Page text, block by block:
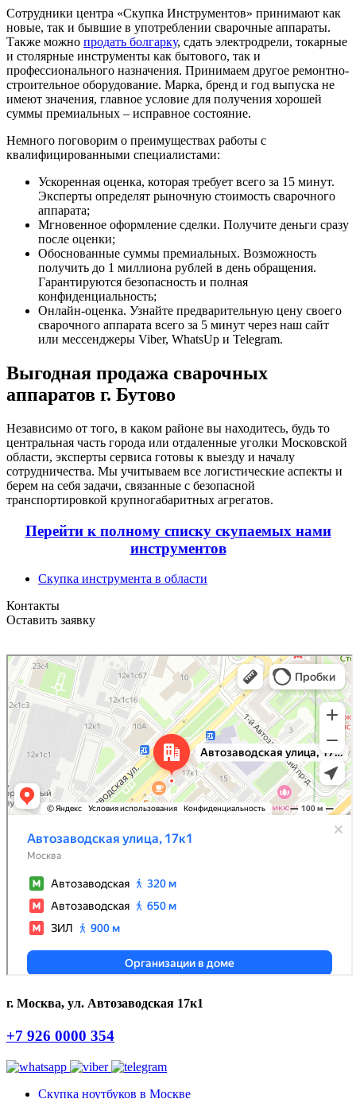
Сотрудники центра «Скупка Инструментов» принимают как
новые, так и бывшие в употреблении сварочные аппараты.
Также можно продать болгарку, сдать электродрели, токарные
и столярные инструменты как бытового, так и
профессионального назначения. Принимаем другое ремонтно-
строительное оборудование. Марка, бренд и год выпуска не
имеют значения, главное условие для получения хорошей
суммы премиальных – исправное состояние.
Немного поговорим о преимуществах работы с
квалифицированными специалистами:
Ускоренная оценка, которая требует всего за 15 минут.
Эксперты определят рыночную стоимость сварочного
аппарата;
Мгновенное оформление сделки. Получите деньги сразу
после оценки;
Обоснованные суммы премиальных. Возможность
получить до 1 миллиона рублей в день обращения.
Гарантируются безопасность и полная
конфиденциальность;
Онлайн-оценка. Узнайте предварительную цену своего
сварочного аппарата всего за 5 минут через наш сайт
или мессенджеры Viber, WhatsUp и Telegram.
Выгодная продажа сварочных
аппаратов г. Бутово
Независимо от того, в каком районе вы находитесь, будь то
центральная часть города или отдаленные уголки Московской
области, эксперты сервиса готовы к выезду и началу
сотрудничества. Мы учитываем все логистические аспекты и
берем на себя задачи, связанные с безопасной
транспортировкой крупногабаритных агрегатов.
Перейти к полному списку скупаемых нами
инструментов
Скупка инструмента в области
Контакты
Оставить заявку
г. Москва, ул. Автозаводская 17к1
+7 926 0000 354
Скупка ноутбуков в Москве